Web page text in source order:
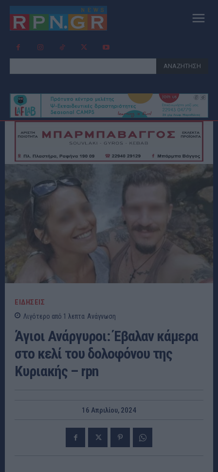
ΑΝΑΖΗΤΗΣΗ
ΕΙΔΗΣΕΙΣ
Λιγότερο από 1 λεπτα Ανάγνωση
Άγιοι Ανάργυροι: Έβαλαν κάμερα
στο κελί του δολοφόνου της
Κυριακής – rpn
16 Απριλίου, 2024